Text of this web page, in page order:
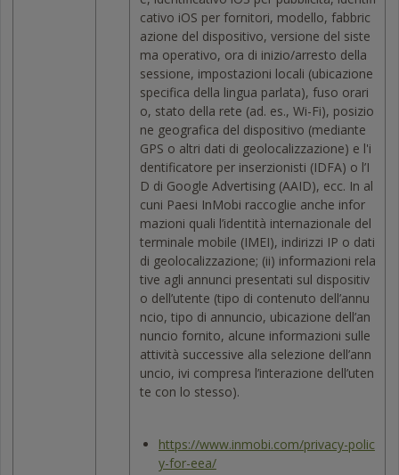
cativo iOS per fornitori, modello, fabbric
azione del dispositivo, versione del siste
ma operativo, ora di inizio/arresto della
sessione, impostazioni locali (ubicazione
specifica della lingua parlata), fuso orari
o, stato della rete (ad. es., Wi-Fi), posizio
ne geografica del dispositivo (mediante
GPS o altri dati di geolocalizzazione) e l'i
dentificatore per inserzionisti (IDFA) o l’I
D di Google Advertising (AAID), ecc. In al
cuni Paesi InMobi raccoglie anche infor
mazioni quali l’identità internazionale del
terminale mobile (IMEI), indirizzi IP o dati
di geolocalizzazione; (ii) informazioni rela
tive agli annunci presentati sul dispositiv
o dell’utente (tipo di contenuto dell’annu
ncio, tipo di annuncio, ubicazione dell’an
nuncio fornito, alcune informazioni sulle
attività successive alla selezione dell’ann
uncio, ivi compresa l’interazione dell’uten
te con lo stesso).
https://www.inmobi.com/privacy-polic
y-for-eea/